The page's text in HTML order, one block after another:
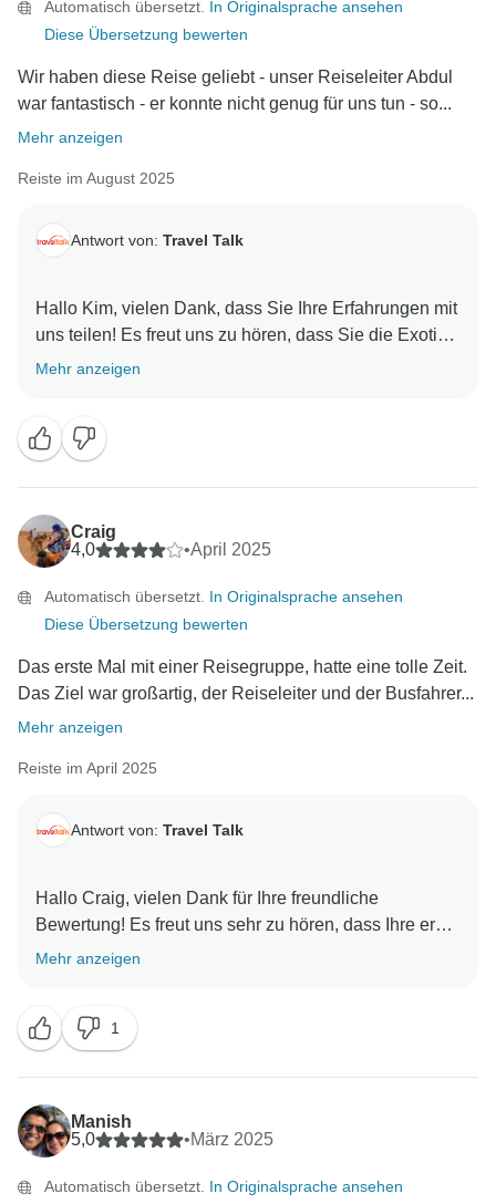
insbesondere wenn man die Höhepunkte der
verschiedenen Regionen besucht. Was die
einige Hotels nicht Ihren Erwartungen entsprochen
haben. Zwar werden alle Hotels so ausgewählt, dass
sie den lokalen 4-Sterne-Standards entsprechen, aber
wir verstehen, dass die Erfahrungen unterschiedlich
den Bewertungen und der Authentizität. Nochmals
vielen Dank, dass Sie mit uns gereist sind und uns ein
hoffen, Sie bald bei einem weiteren Abenteuer
Automatisch übersetzt. In Originalsprache ansehen
Diese Übersetzung bewerten
Wir haben diese Reise geliebt - unser Reiseleiter Abdul
war fantastisch - er konnte nicht genug für uns tun - so...
Mehr anzeigen
Reiste im August 2025
Antwort von: Travel Talk
Hallo Kim, vielen Dank, dass Sie Ihre Erfahrungen mit
uns teilen! Es freut uns zu hören, dass Sie die Exotic
Morocco Tour genossen haben und dass Abdul und
Mehr anzeigen
Craig
4,0
•April 2025
Automatisch übersetzt. In Originalsprache ansehen
Diese Übersetzung bewerten
Das erste Mal mit einer Reisegruppe, hatte eine tolle Zeit.
Das Ziel war großartig, der Reiseleiter und der Busfahrer...
Mehr anzeigen
Reiste im April 2025
Antwort von: Travel Talk
Hallo Craig, vielen Dank für Ihre freundliche
Bewertung! Es freut uns sehr zu hören, dass Ihre erste
Erfahrung mit einer Gruppenreise so positiv war.
sicher, informiert und gut aufgehoben gefühlt haben.
Wir werden Ihr Kompliment an Ihren Reiseleiter und
Fahrer weitergeben, sie werden sich freuen. Wir
hoffen, Sie bald bei einem anderen Abenteuer
Mehr anzeigen
1
Manish
5,0
•März 2025
Automatisch übersetzt. In Originalsprache ansehen